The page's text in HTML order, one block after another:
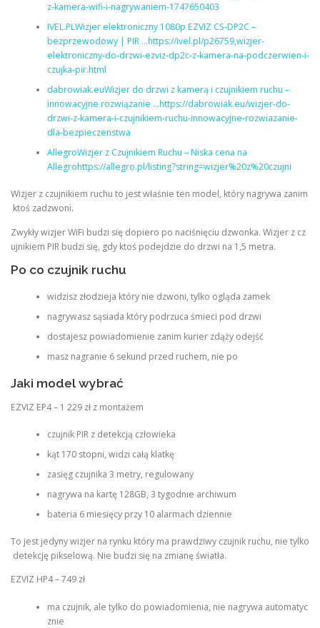
z-kamera-wifi-i-nagrywaniem-1747650403
IVEL.PLWizjer elektroniczny 1080p EZVIZ CS-DP2C –
bezprzewodowy | PIR …https://ivel.pl/p26759,wizjer-
elektroniczny-do-drzwi-ezviz-dp2c-z-kamera-na-podczerwien-i-
czujka-pir.html
dabrowiak.euWizjer do drzwi z kamerą i czujnikiem ruchu –
innowacyjne rozwiązanie …https://dabrowiak.eu/wizjer-do-
drzwi-z-kamera-i-czujnikiem-ruchu-innowacyjne-rozwiazanie-
dla-bezpieczenstwa
AllegroWizjer z Czujnikiem Ruchu – Niska cena na
Allegrohttps://allegro.pl/listing?string=wizjer%20z%20czujni
Wizjer z czujnikiem ruchu to jest właśnie ten model, który nagrywa zanim
ktoś zadzwoni.
Zwykły wizjer WiFi budzi się dopiero po naciśnięciu dzwonka. Wizjer z cz
ujnikiem PIR budzi się, gdy ktoś podejdzie do drzwi na 1,5 metra.
Po co czujnik ruchu
widzisz złodzieja który nie dzwoni, tylko ogląda zamek
nagrywasz sąsiada który podrzuca śmieci pod drzwi
dostajesz powiadomienie zanim kurier zdąży odejść
masz nagranie 6 sekund przed ruchem, nie po
Jaki model wybrać
EZVIZ EP4 – 1 229 zł z montażem
czujnik PIR z detekcją człowieka
kąt 170 stopni, widzi całą klatkę
zasięg czujnika 3 metry, regulowany
nagrywa na kartę 128GB, 3 tygodnie archiwum
bateria 6 miesięcy przy 10 alarmach dziennie
To jest jedyny wizjer na rynku który ma prawdziwy czujnik ruchu, nie tylko
detekcję pikselową. Nie budzi się na zmianę światła.
EZVIZ HP4 – 749 zł
ma czujnik, ale tylko do powiadomienia, nie nagrywa automatyc
znie